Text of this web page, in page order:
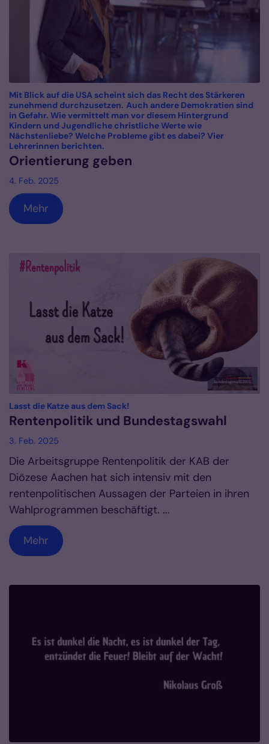
Mit Blick auf die USA scheint sich das Recht des Stärkeren
zunehmend durchzusetzen. Auch andere Demokratien sind
in Gefahr. Wie vermittelt man vor diesem Hintergrund
Kindern und Jugendliche christliche Werte wie
Nächstenliebe? Welche Probleme gibt es dabei? Vier
Lehrerinnen berichten.
Orientierung geben
4. Feb. 2025
Mehr
Lasst die Katze aus dem Sack!
Rentenpolitik und Bundestagswahl
3. Feb. 2025
Die Arbeitsgruppe Rentenpolitik der KAB der
Diözese Aachen hat sich intensiv mit den
rentenpolitischen Aussagen der Parteien in ihren
Wahlprogrammen beschäftigt. ...
Mehr